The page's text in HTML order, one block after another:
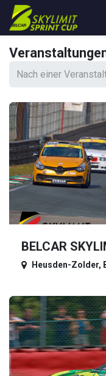
Zum Inhalt springen
BELCAR
Heusden-Zolder,